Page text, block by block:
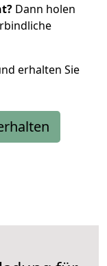
Dann holen
erhalten Sie